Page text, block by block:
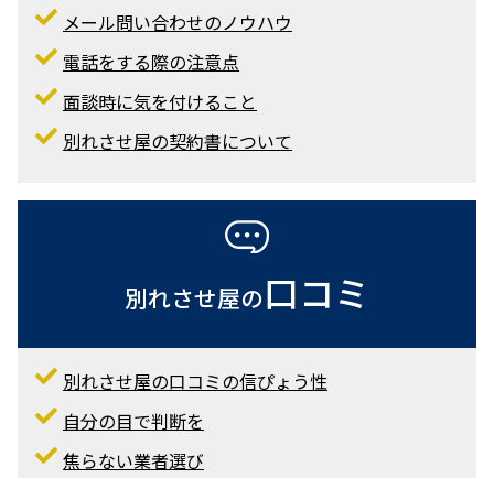
別れさせ屋を
まずは別れさせ業者のホームページで判断
メール問い合わせのノウハウ
電話をする際の注意点
別れさせ屋の契約書について